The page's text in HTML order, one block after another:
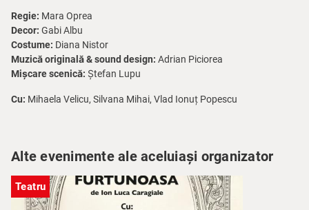
Regie: Mara Oprea
Decor: Gabi Albu
Costume: Diana Nistor
Muzică originală & sound design: Adrian Piciorea
Mișcare scenică: Ștefan Lupu
Cu: Mihaela Velicu, Silvana Mihai, Vlad Ionuț Popescu
Alte evenimente ale aceluiași organizator
Teatru